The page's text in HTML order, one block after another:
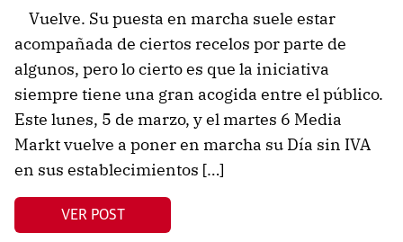
Vuelve. Su puesta en marcha suele estar
acompañada de ciertos recelos por parte de
algunos, pero lo cierto es que la iniciativa
siempre tiene una gran acogida entre el público.
Este lunes, 5 de marzo, y el martes 6 Media
Markt vuelve a poner en marcha su Día sin IVA
en sus establecimientos […]
VER POST